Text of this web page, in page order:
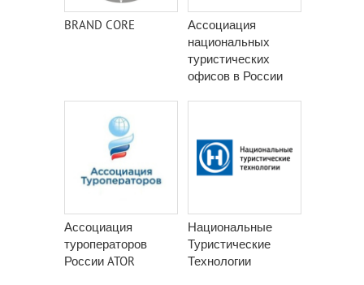
BRAND CORE
Ассоциация
национальных
туристических
офисов в России
Ассоциация
туроператоров
России ATOR
Национальные
Туристические
Технологии